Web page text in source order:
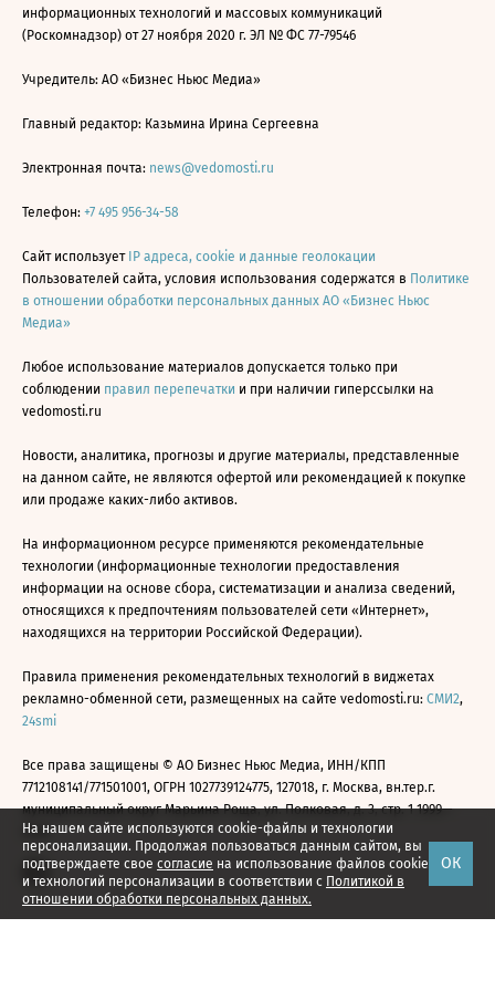
На нашем сайте используются cookie-файлы и технологии
персонализации. Продолжая пользоваться данным сайтом, вы
подтверждаете свое согласие на использование файлов cookie
и технологий персонализации в соответствии с Политикой в
отношении обработки персональных данных.
ОК
информационных технологий и массовых коммуникаций
(Роскомнадзор) от 27 ноября 2020 г. ЭЛ № ФС 77-79546
Учредитель: АО «Бизнес Ньюс Медиа»
Главный редактор: Казьмина Ирина Сергеевна
Электронная почта: news@vedomosti.ru
Телефон: +7 495 956-34-58
Сайт использует IP адреса, cookie и данные геолокации
Пользователей сайта, условия использования содержатся в Политике
в отношении обработки персональных данных АО «Бизнес Ньюс
Медиа»
Любое использование материалов допускается только при
соблюдении правил перепечатки и при наличии гиперссылки на
vedomosti.ru
Новости, аналитика, прогнозы и другие материалы, представленные
на данном сайте, не являются офертой или рекомендацией к покупке
или продаже каких-либо активов.
На информационном ресурсе применяются рекомендательные
технологии (информационные технологии предоставления
информации на основе сбора, систематизации и анализа сведений,
относящихся к предпочтениям пользователей сети «Интернет»,
находящихся на территории Российской Федерации).
Правила применения рекомендательных технологий в виджетах
рекламно-обменной сети, размещенных на сайте vedomosti.ru: СМИ2,
24smi
Все права защищены © АО Бизнес Ньюс Медиа, ИНН/КПП
7712108141/771501001, ОГРН 1027739124775, 127018, г. Москва, вн.тер.г.
муниципальный округ Марьина Роща, ул. Полковая, д. 3, стр. 1 1999—
2026